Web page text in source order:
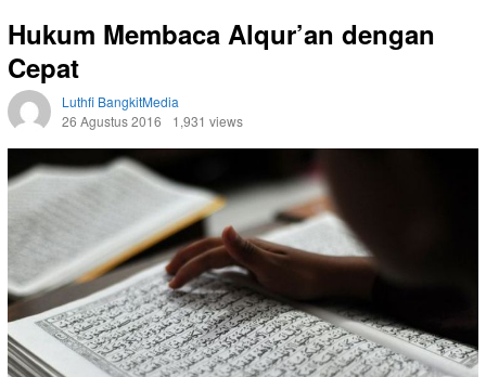
Hukum Membaca Alqur’an dengan
Cepat
Luthfi BangkitMedia
26 Agustus 2016
1,931 views